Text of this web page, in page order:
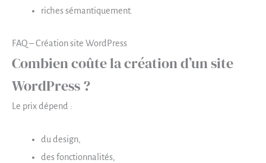
riches sémantiquement.
FAQ – Création site WordPress
Combien coûte la création d’un site
WordPress ?
Le prix dépend :
du design,
des fonctionnalités,